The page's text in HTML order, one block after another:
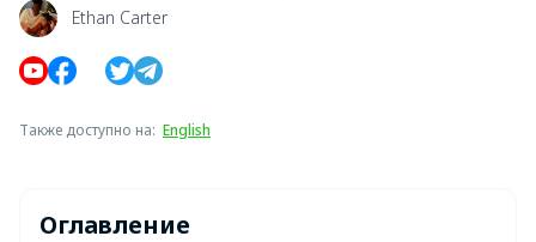
Ethan Carter
Также доступно на: English
Оглавление